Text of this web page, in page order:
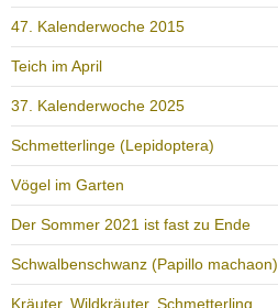
47. Kalenderwoche 2015
Teich im April
37. Kalenderwoche 2025
Schmetterlinge (Lepidoptera)
Vögel im Garten
Der Sommer 2021 ist fast zu Ende
Schwalbenschwanz (Papillo machaon)
Kräuter, Wildkräuter, Schmetterling